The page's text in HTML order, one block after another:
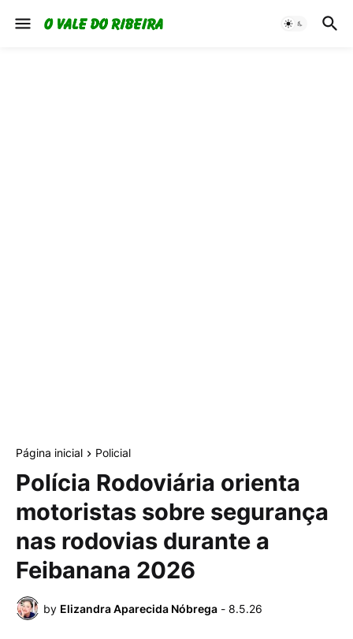
Página inicial Policial
Polícia Rodoviária orienta
motoristas sobre segurança
nas rodovias durante a
Feibanana 2026
by Elizandra Aparecida Nóbrega - 8.5.26